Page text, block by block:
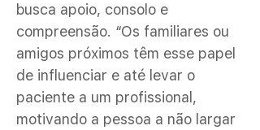
busca apoio, consolo e
compreensão. “Os familiares ou
amigos próximos têm esse papel
de influenciar e até levar o
paciente a um profissional,
motivando a pessoa a não largar